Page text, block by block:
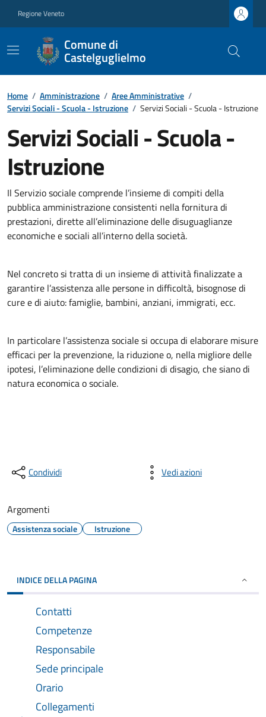
Regione Veneto
Comune di
Castelguglielmo
Home / Amministrazione / Aree Amministrative /
Servizi Sociali - Scuola - Istruzione / Servizi Sociali - Scuola - Istruzione
Servizi Sociali - Scuola -
Istruzione
Il Servizio sociale comprende l’insieme di compiti della
pubblica amministrazione consistenti nella fornitura di
prestazioni, dirette all’eliminazione delle disuguaglianze
economiche e sociali all’interno della società.
Nel concreto si tratta di un insieme di attività finalizzate a
garantire l’assistenza alle persone in difficoltà, bisognose di
cure e di aiuto: famiglie, bambini, anziani, immigrati, ecc.
In particolare l’assistenza sociale si occupa di elaborare misure
efficaci per la prevenzione, la riduzione o, nella migliore delle
ipotesi, l’eliminazione delle condizioni di disagio, che siano di
natura economica o sociale.
Condividi Vedi azioni
Argomenti
Assistenza sociale Istruzione
INDICE DELLA PAGINA
Contatti
Competenze
Responsabile
Sede principale
Orario
Collegamenti